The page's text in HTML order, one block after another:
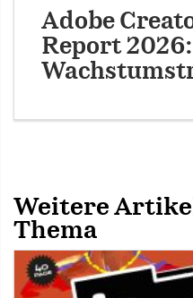
Adobe
Report
Weitere
Thema